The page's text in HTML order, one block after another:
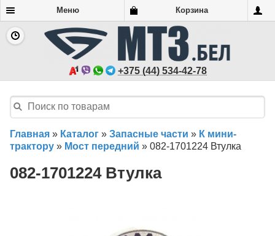
Меню Корзина
+375 (44) 534-42-78
Главная » Каталог » Запасные части » К мини-
трактору » Мост передний » 082-1701224 Втулка
082-1701224 Втулка